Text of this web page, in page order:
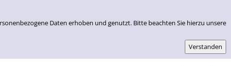
Daten erhoben und genutzt. Bitte beachten Sie hierzu unsere